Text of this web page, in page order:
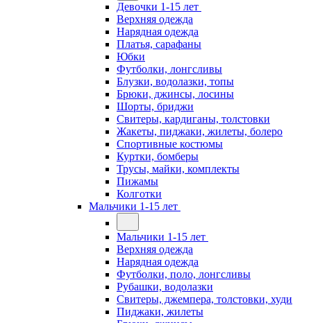
Девочки 1-15 лет
Верхняя одежда
Нарядная одежда
Платья, сарафаны
Юбки
Футболки, лонгсливы
Блузки, водолазки, топы
Брюки, джинсы, лосины
Шорты, бриджи
Свитеры, кардиганы, толстовки
Жакеты, пиджаки, жилеты, болеро
Спортивные костюмы
Куртки, бомберы
Трусы, майки, комплекты
Пижамы
Колготки
Мальчики 1-15 лет
Мальчики 1-15 лет
Верхняя одежда
Нарядная одежда
Футболки, поло, лонгсливы
Рубашки, водолазки
Свитеры, джемпера, толстовки, худи
Пиджаки, жилеты